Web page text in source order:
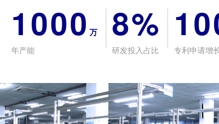
1000 万
年产能
8%
研发投入占比 专利申请增